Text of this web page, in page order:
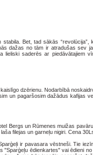
Bet, tad sākās “revolūcija”,
dažas no tām ir atradušas sev
saderēs ar piedāvātajiem
dzērienu. Nodarbībā
un pagaršosim dažādus kafijas
Bergs un Rūmenes muižas
filejas un garneļu nigiri. Cena
ir pavasara vēstneši. Tie
ēdienkartes" vai ēdieni no